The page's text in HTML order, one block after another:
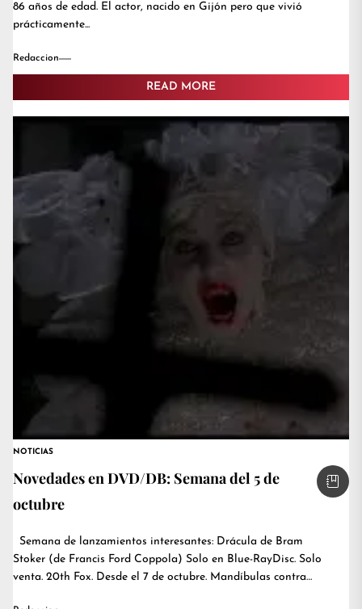
86 años de edad. El actor, nacido en Gijón pero que vivió
prácticamente...
Redaccion
READ MORE
NOTICIAS
Novedades en DVD/DB: Semana del 5 de
octubre
Semana de lanzamientos interesantes: Drácula de Bram
Stoker (de Francis Ford Coppola) Solo en Blue-RayDisc. Solo
venta. 20th Fox. Desde el 7 de octubre. Mandíbulas contra